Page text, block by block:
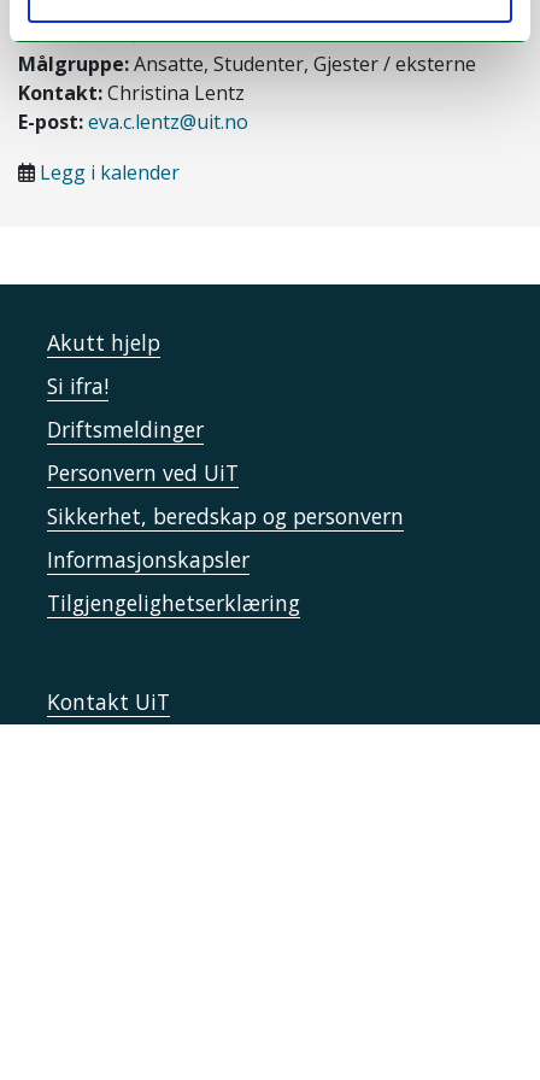
Sted:Tromsø
Målgruppe:Ansatte, Studenter, Gjester / eksterne
Kontakt:Christina Lentz
E-post:eva.c.lentz@uit.no
Legg i kalender
Akutt hjelp
Si ifra!
Driftsmeldinger
Personvern ved UiT
Sikkerhet, beredskap og personvern
Informasjonskapsler
Tilgjengelighetserklæring
Kontakt UiT